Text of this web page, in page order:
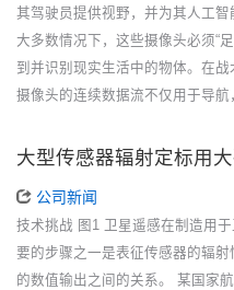
其驾驶员提供视野，并为其人工
大多数情况下，这些摄像头必须“
到并识别现实生活中的物体。在
摄像头的连续数据流不仅用于导
大型传感器辐射定标用
公司新闻
技术挑战 图1 卫星遥感在制造用
要的步骤之一是表征传感器的辐
的数值输出之间的关系。 某国家